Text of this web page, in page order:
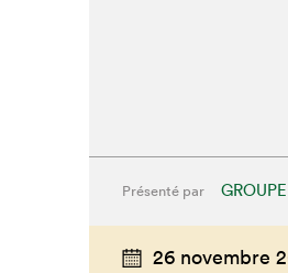
Présenté par
26 novembre